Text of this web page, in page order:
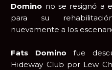
Domino no se resignó a
para su
nuevamente a los
Fats Domino fue
Hideway Club por Lew